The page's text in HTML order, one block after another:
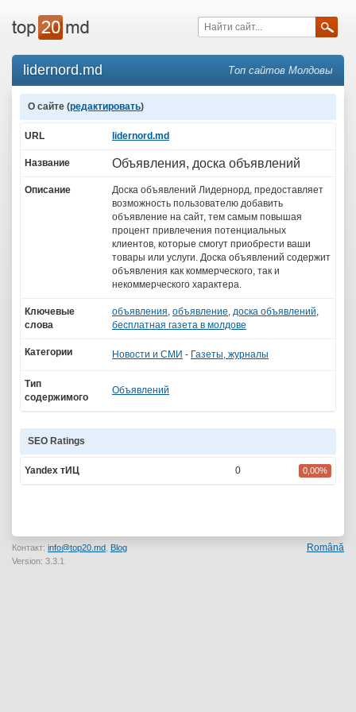
lidernord.md Топ сайтов Молдовы
О сайте (редактировать)
URL lidernord.md
Название Объявления, доска объявлений
Описание
Доска объявлений Лидернорд, предоставляет
возможность пользователю добавить
объявление на сайт, тем самым повышая
процент привлечения потенциальных
клиентов, которые смогут приобрести ваши
товары или услуги. Доска объявлений содержит
объявления как коммерческого, так и
некоммерческого характера.
Ключевые
слова
объявления, объявление, доска объявлений,
бесплатная газета в молдове
Категории Новости и СМИ - Газеты, журналы
Тип
содержимого
Объявлений
SEO Ratings
Yandex тИЦ 0 0,00%
Контакт: info@top20.md Blog
Version: 3.3.1
Română